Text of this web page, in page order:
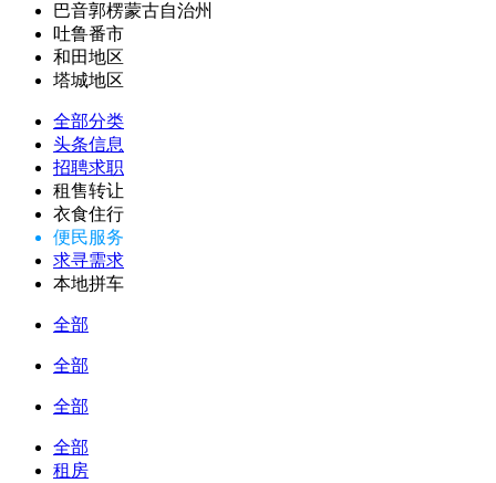
巴音郭楞蒙古自治州
吐鲁番市
和田地区
塔城地区
全部分类
头条信息
招聘求职
租售转让
衣食住行
便民服务
求寻需求
本地拼车
全部
全部
全部
全部
租房